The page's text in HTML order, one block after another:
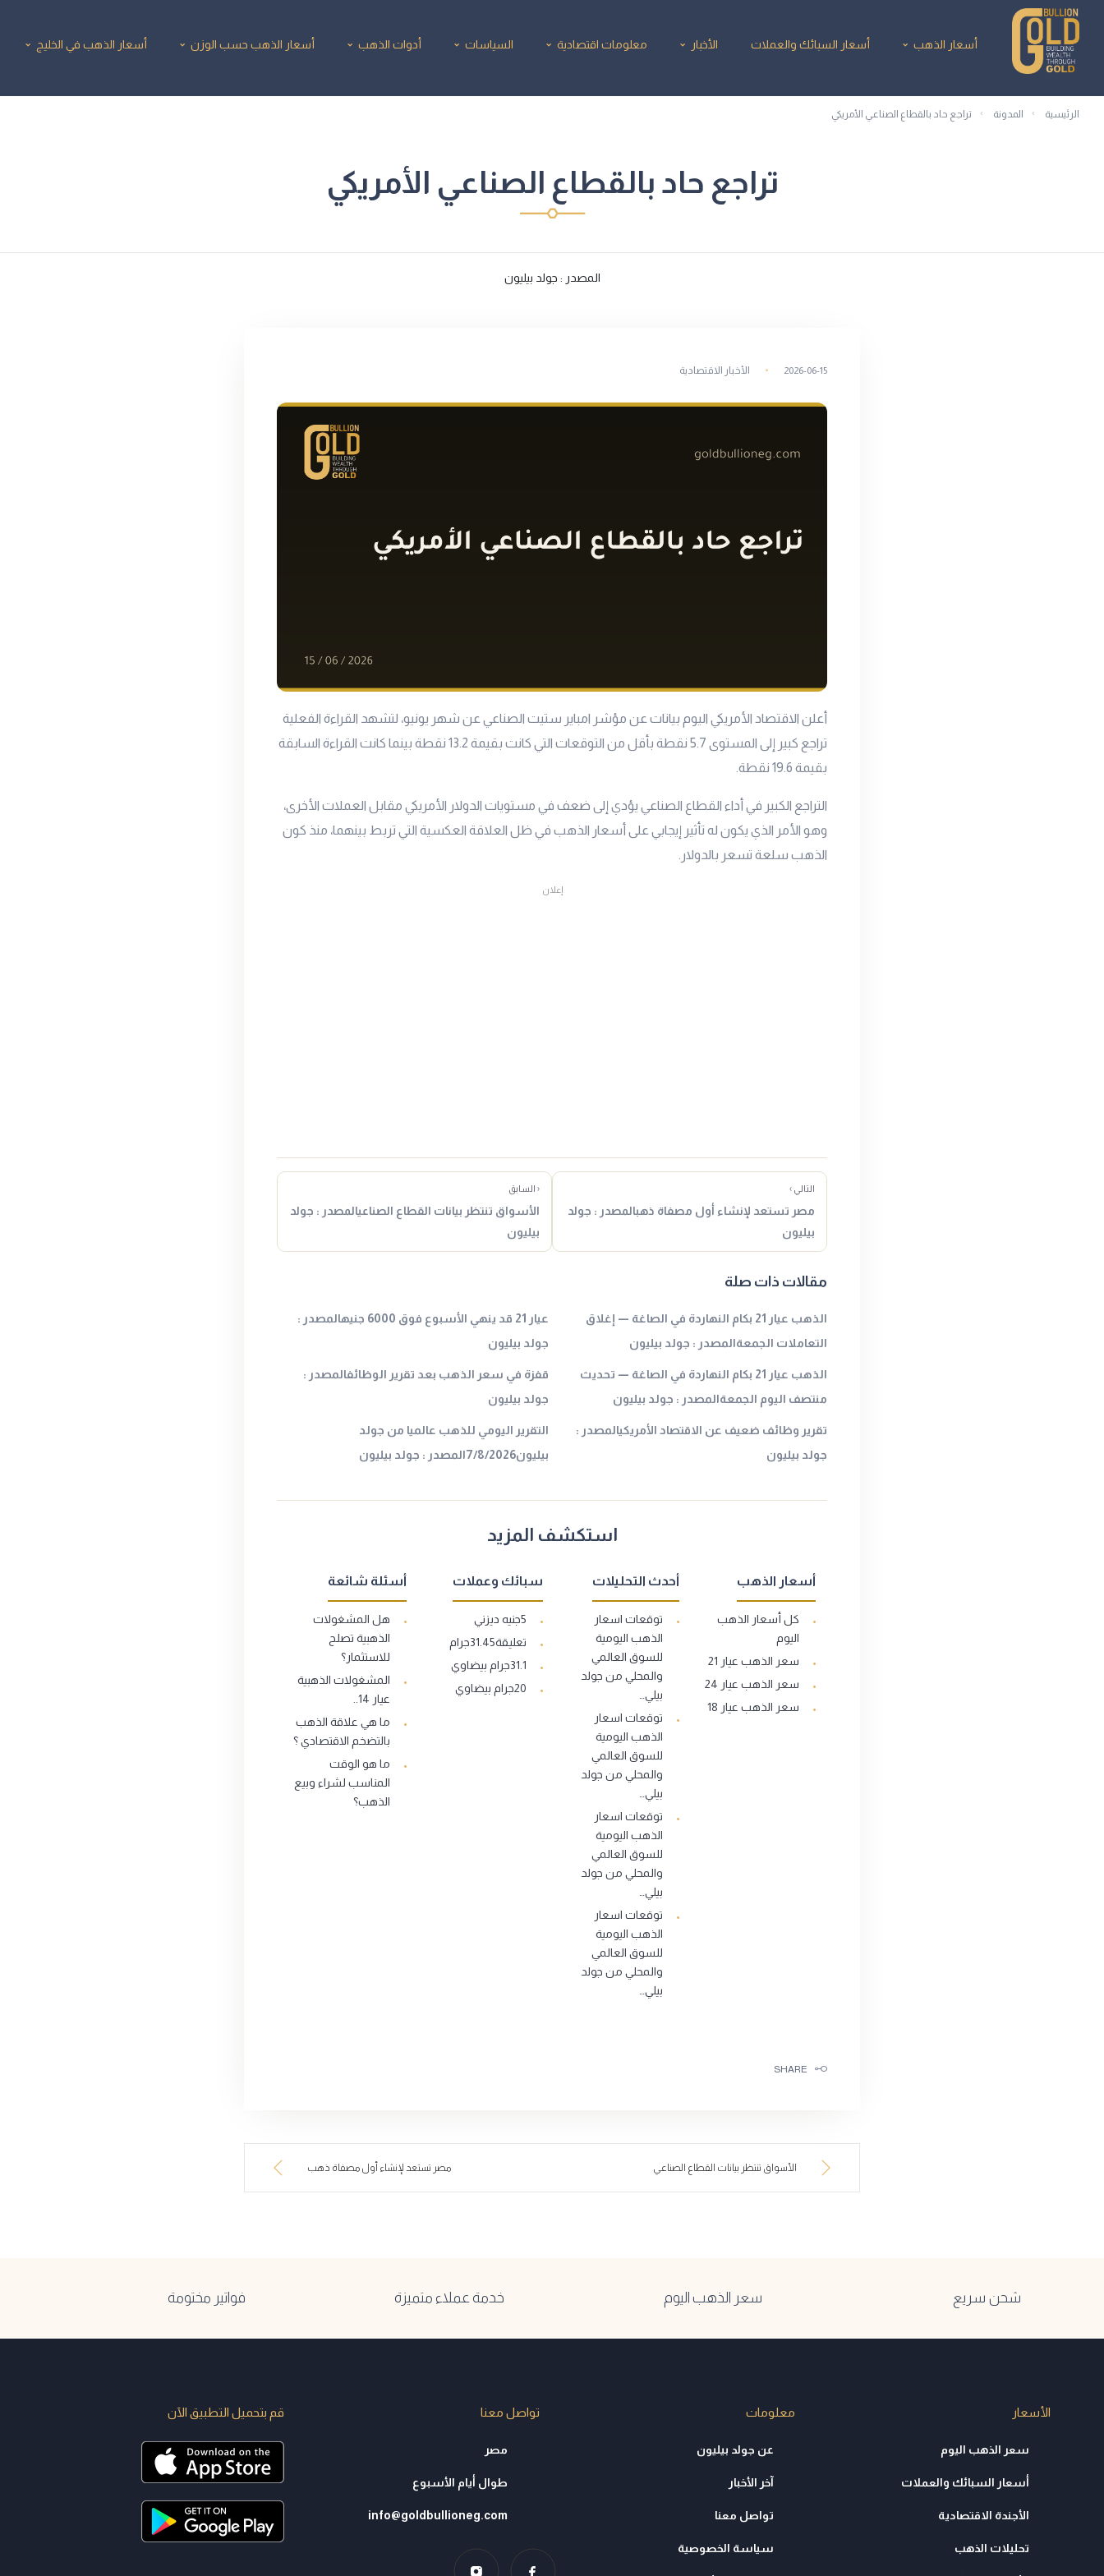
أسعار الذهب أسعار السبائك والعملات الأخبار معلومات اقتصادية السياسات أدوات الذهب أسعار الذهب حسب الوزن أسعار الذهب في الخليج
الرئيسية المدونة تراجع حاد بالقطاع الصناعي الأمريكي
تراجع حاد بالقطاع الصناعي الأمريكي
المصدر : جولد بيليون
2026-06-15 الأخبار الاقتصادية
أعلن الاقتصاد الأمريكي اليوم بيانات عن مؤشر امباير ستيت الصناعي عن شهر يونيو، لتشهد القراءة الفعلية
تراجع كبير إلى المستوى 5.7 نقطة بأقل من التوقعات التي كانت بقيمة 13.2 نقطة بينما كانت القراءة السابقة
بقيمة 19.6 نقطة.
التراجع الكبير في أداء القطاع الصناعي يؤدي إلى ضعف في مستويات الدولار الأمريكي مقابل العملات الأخرى،
وهو الأمر الذي يكون له تأثير إيجابي على أسعار الذهب في ظل العلاقة العكسية التي تربط بينهما، منذ كون
الذهب سلعة تسعر بالدولار.
إعلان
التالي ›
مصر تستعد لإنشاء أول مصفاة ذهبالمصدر : جولد
بيليون
‹ السابق
الأسواق تنتظر بيانات القطاع الصناعيالمصدر : جولد
بيليون
مقالات ذات صلة
الذهب عيار 21 بكام النهاردة في الصاغة — إغلاق
التعاملات الجمعةالمصدر : جولد بيليون
عيار 21 قد ينهي الأسبوع فوق 6000 جنيهالمصدر :
جولد بيليون
الذهب عيار 21 بكام النهاردة في الصاغة — تحديث
منتصف اليوم الجمعةالمصدر : جولد بيليون
قفزة في سعر الذهب بعد تقرير الوظائفالمصدر :
جولد بيليون
تقرير وظائف ضعيف عن الاقتصاد الأمريكيالمصدر :
جولد بيليون
التقرير اليومي للذهب عالميا من جولد
بيليون7/8/2026المصدر : جولد بيليون
استكشف المزيد
أسعار الذهب
كل أسعار الذهب
اليوم
سعر الذهب عيار 21
سعر الذهب عيار 24
سعر الذهب عيار 18
أحدث التحليلات
توقعات اسعار
الذهب اليومية
للسوق العالمي
والمحلي من جولد
بيلي…
توقعات اسعار
الذهب اليومية
للسوق العالمي
والمحلي من جولد
بيلي…
توقعات اسعار
الذهب اليومية
للسوق العالمي
والمحلي من جولد
بيلي…
توقعات اسعار
الذهب اليومية
للسوق العالمي
والمحلي من جولد
بيلي…
سبائك وعملات
5جنيه ديزني
تعليقة31.45جرام
31.1جرام بيضاوي
20جرام بيضاوي
أسئلة شائعة
هل المشغولات
الذهبية تصلح
للاستثمار؟
المشغولات الذهبية
عيار 14..
ما هي علاقة الذهب
بالتضخم الاقتصادي ؟
ما هو الوقت
المناسب لشراء وبيع
الذهب؟
SHARE
الأسواق تنتظر بيانات القطاع الصناعي مصر تستعد لإنشاء أول مصفاة ذهب
شحن سريع سعر الذهب اليوم خدمة عملاء متميزة فواتير مختومة
الأسعار
سعر الذهب اليوم
أسعار السبائك والعملات
الأجندة الاقتصادية
تحليلات الذهب
معلومات
عن جولد بيليون
آخر الأخبار
تواصل معنا
سياسة الخصوصية
تواصل معنا
مصر
طوال أيام الأسبوع
info@goldbullioneg.com
قم بتحميل التطبيق الآن